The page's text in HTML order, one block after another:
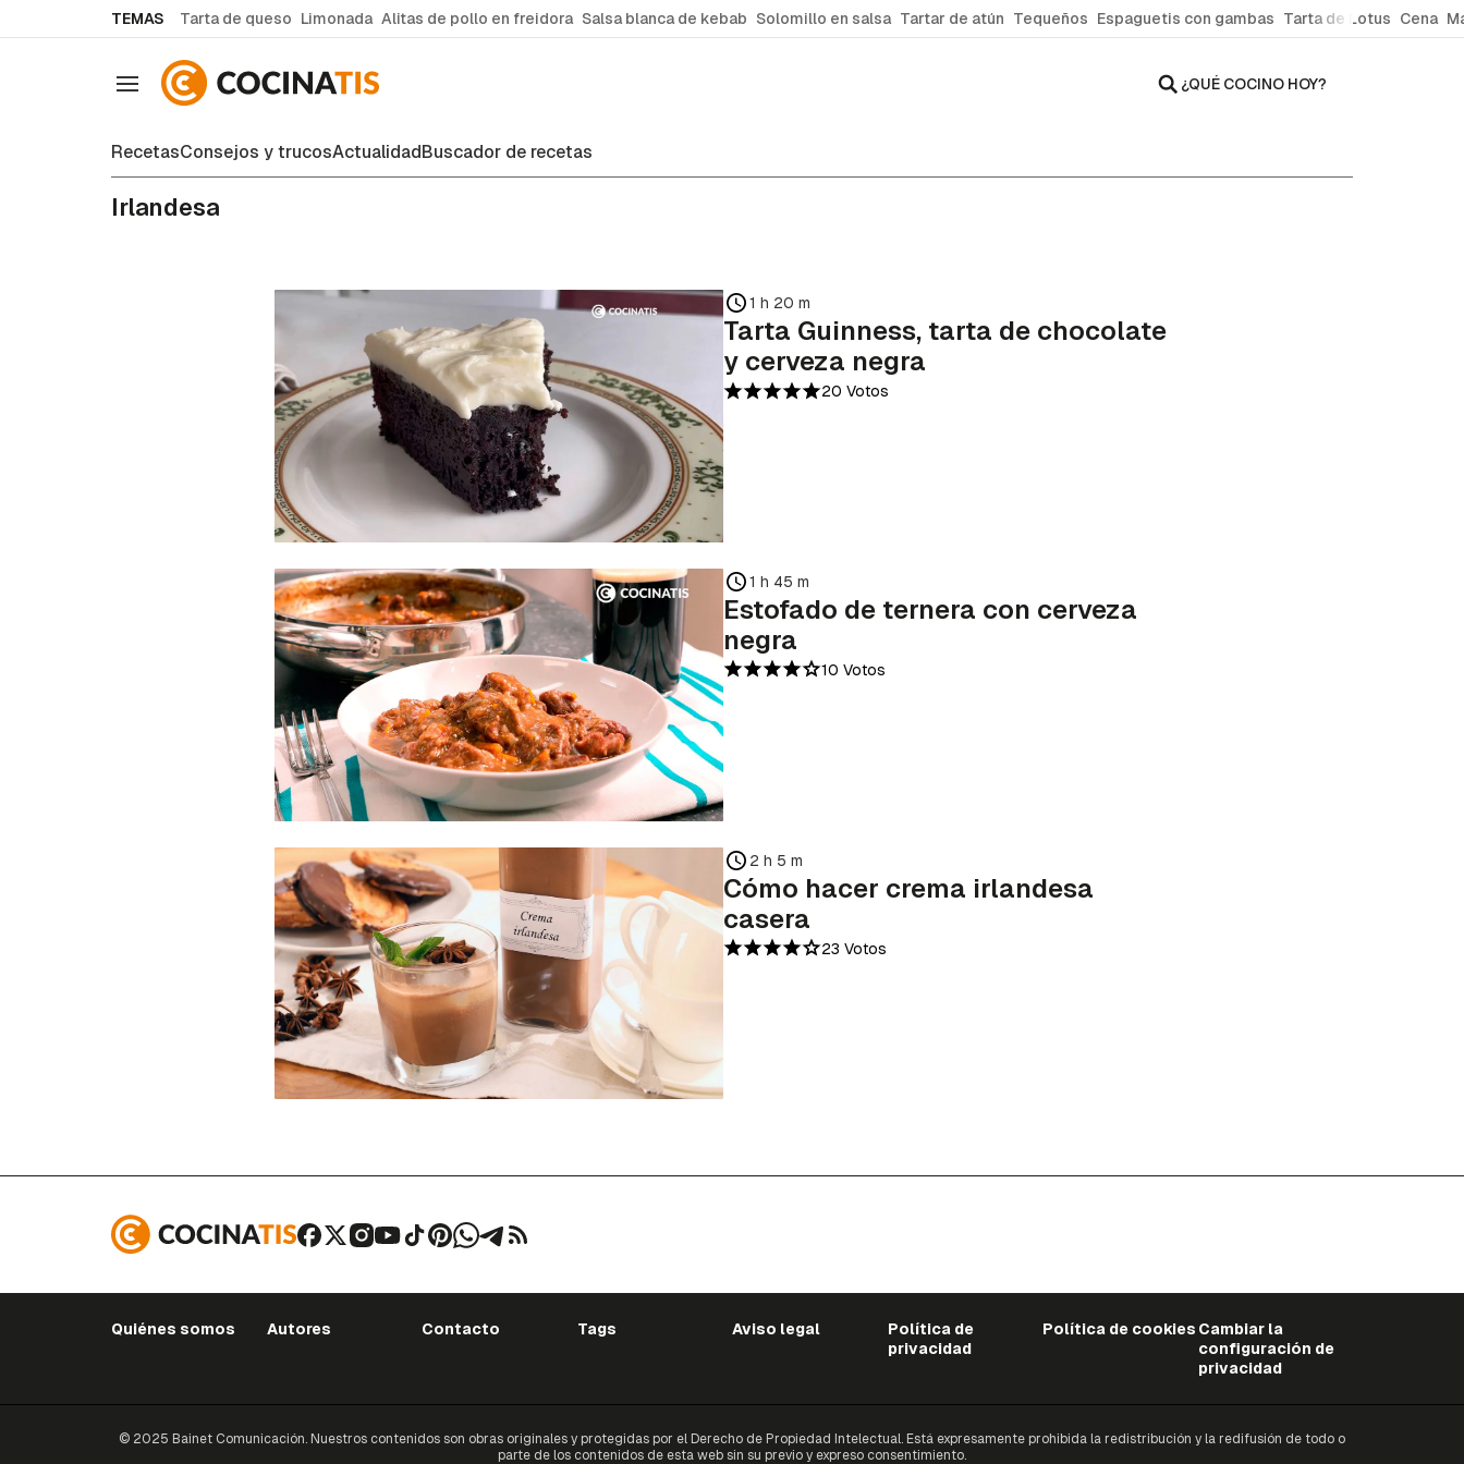
TEMAS Tarta de queso Limonada Alitas de pollo en freidora Salsa blanca de kebab Solomillo en salsa Tartar de atún Tequeños Espaguetis con gambas Tarta de Lotus Cena
Navegación ¿QUÉ COCINO HOY?
RecetasConsejos y trucosActualidadBuscador de recetas
Irlandesa
1 h 20 m
Tarta Guinness, tarta de chocolate
y cerveza negra
20 Votos
1 h 45 m
Estofado de ternera con cerveza
negra
10 Votos
2 h 5 m
Cómo hacer crema irlandesa
casera
23 Votos
Quiénes somos Autores Contacto Tags Aviso legal
Política de
privacidad
Política de cookies Cambiar la
configuración de
privacidad
© 2025 Bainet Comunicación. Nuestros contenidos son obras originales y protegidas por el Derecho de Propiedad Intelectual. Está expresamente prohibida la redistribución y la redifusión de todo o
parte de los contenidos de esta web sin su previo y expreso consentimiento.